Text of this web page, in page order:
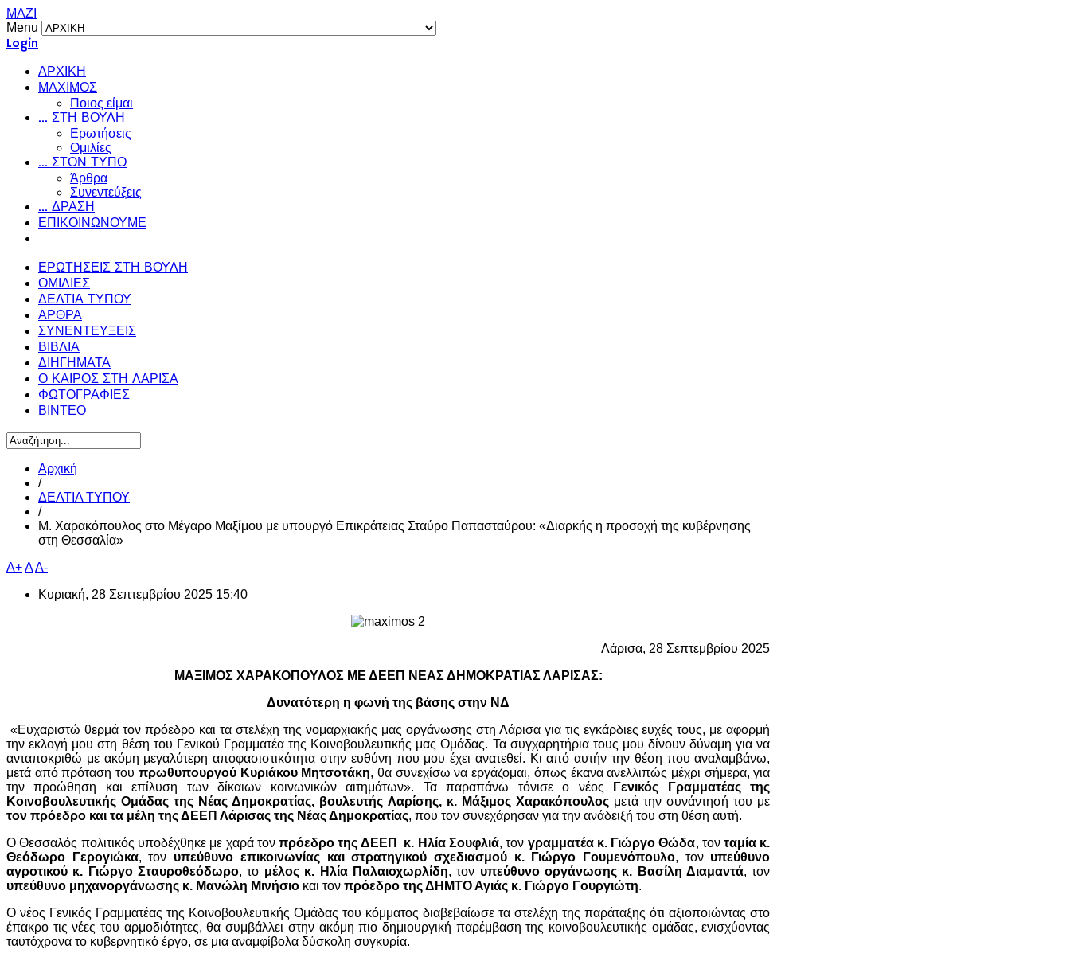
ΜΑΖΙ
Menu
Login
ΑΡΧΙΚΗ
ΜΑΧΙΜΟΣ
Ποιος είμαι
... ΣΤΗ ΒΟΥΛΗ
Ερωτήσεις
Ομιλίες
... ΣΤΟΝ ΤΥΠΟ
Άρθρα
Συνεντεύξεις
... ΔΡΑΣΗ
ΕΠΙΚΟΙΝΩΝΟΥΜΕ
ΕΡΩΤΗΣΕΙΣ ΣΤΗ ΒΟΥΛΗ
ΟΜΙΛΙΕΣ
ΔΕΛΤΙΑ ΤΥΠΟΥ
ΑΡΘΡΑ
ΣΥΝΕΝΤΕΥΞΕΙΣ
ΒΙΒΛΙΑ
ΔΙΗΓΗΜΑΤΑ
Ο ΚΑΙΡΟΣ ΣΤΗ ΛΑΡΙΣΑ
ΦΩΤΟΓΡΑΦΙΕΣ
ΒΙΝΤΕΟ
Αρχική
/
ΔΕΛΤΙΑ ΤΥΠΟΥ
/
M. Xαρακόπουλος στο Μέγαρο Μαξίμου με υπουργό Επικράτειας Σταύρο Παπασταύρου: «Διαρκής η προσοχή της κυβέρνησης
στη Θεσσαλία»
A+AA-
Κυριακή, 28 Σεπτεμβρίου 2025 15:40
Λάρισα, 28 Σεπτεμβρίου 2025
ΜΑΞΙΜΟΣ ΧΑΡΑΚΟΠΟΥΛΟΣ ΜΕ ΔΕΕΠ ΝΕΑΣ ΔΗΜΟΚΡΑΤΙΑΣ ΛΑΡΙΣΑΣ:
Δυνατότερη η φωνή της βάσης στην ΝΔ
«Ευχαριστώ θερμά τον πρόεδρο και τα στελέχη της νομαρχιακής μας οργάνωσης στη Λάρισα για τις εγκάρδιες ευχές τους, με αφορμή
την εκλογή μου στη θέση του Γενικού Γραμματέα της Κοινοβουλευτικής μας Ομάδας. Τα συγχαρητήρια τους μου δίνουν δύναμη για να
ανταποκριθώ με ακόμη μεγαλύτερη αποφασιστικότητα στην ευθύνη που μου έχει ανατεθεί. Κι από αυτήν την θέση που αναλαμβάνω,
μετά από πρόταση του πρωθυπουργού Κυριάκου Μητσοτάκη, θα συνεχίσω να εργάζομαι, όπως έκανα ανελλιπώς μέχρι σήμερα, για
την προώθηση και επίλυση των δίκαιων κοινωνικών αιτημάτων». Τα παραπάνω τόνισε ο νέος
Γενικός Γραμματέας της
Κοινοβουλευτικής Ομάδας της Νέας Δημοκρατίας, βουλευτής Λαρίσης, κ. Μάξιμος Χαρακόπουλοςμετά την συνάντησή του με
τον πρόεδρο και τα μέλη της ΔΕΕΠ Λάρισας της Νέας Δημοκρατίας, που τον συνεχάρησαν για την ανάδειξή του στη θέση αυτή.
Ο Θεσσαλός πολιτικός υποδέχθηκε με χαρά τονπρόεδρο της ΔΕΕΠ κ. Ηλία Σουφλιά, τον γραμματέα κ. Γιώργο Θώδα, τονταμία κ.
Θεόδωρο Γερογιώκα, τον υπεύθυνο επικοινωνίας και στρατηγικού σχεδιασμού κ. Γιώργο Γουμενόπουλο, τον υπεύθυνο
αγροτικού κ. Γιώργο Σταυροθεόδωρο, το μέλος κ. Ηλία Παλαιοχωρλίδη, τον υπεύθυνο οργάνωσης κ. Βασίλη Διαμαντά, τον
υπεύθυνο μηχανοργάνωσης κ. Μανώλη Μινήσιο και τον πρόεδρο της ΔΗΜΤΟ Αγιάς κ. Γιώργο Γουργιώτη.
Ο νέος Γενικός Γραμματέας της Κοινοβουλευτικής Ομάδας του κόμματος διαβεβαίωσε τα στελέχη της παράταξης ότι αξιοποιώντας στο
έπακρο τις νέες του αρμοδιότητες, θα συμβάλλει στην ακόμη πιο δημιουργική παρέμβαση της κοινοβουλευτικής ομάδας, ενισχύοντας
ταυτόχρονα το κυβερνητικό έργο, σε μια αναμφίβολα δύσκολη συγκυρία.